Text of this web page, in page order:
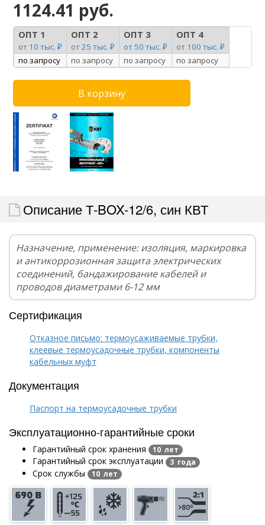
1124.41 руб.
ОПТ 1
от 10 тыс. ₽
ОПТ 2
от 25 тыс. ₽
ОПТ 3
от 50 тыс. ₽
ОПТ 4
от 100 тыс. ₽
по запросу
по запросу по запросу по запросу
Описание Т-BOX-12/6, син КВТ
Назначение, применение: изоляция, маркировка
и антикоррозионная защита электрических
соединений, бандажирование кабелей и
проводов диаметрами 6-12 мм
Сертификация
Отказное письмо: термоусаживаемые трубки,
клеевые термоусадочные трубки, компоненты
кабельных муфт
Документация
Паспорт на термоусадочные трубки
Эксплуатационно-гарантийные сроки
Гарантийный срок хранения 10 лет
Гарантийный срок эксплуатации 3 года
Срок службы 10 лет